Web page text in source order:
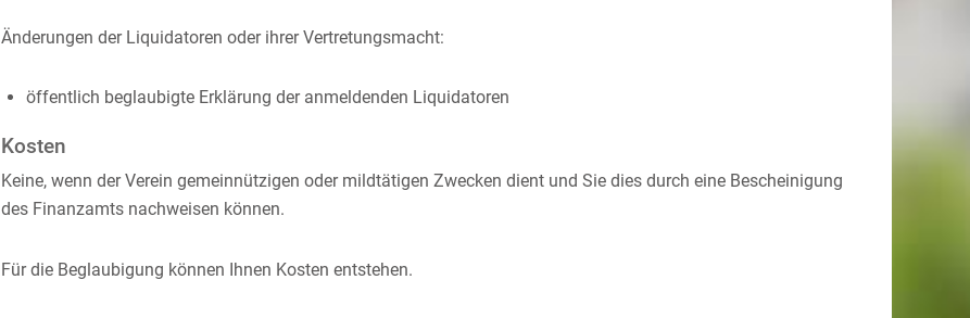
Änderungen der Liquidatoren oder ihrer Vertretungsmacht:
öffentlich beglaubigte Erklärung der anmeldenden Liquidatoren
Kosten
Keine, wenn der Verein gemeinnützigen oder mildtätigen Zwecken dient und Sie dies durch eine Bescheinigung
des Finanzamts nachweisen können.
Für die Beglaubigung können Ihnen Kosten entstehen.